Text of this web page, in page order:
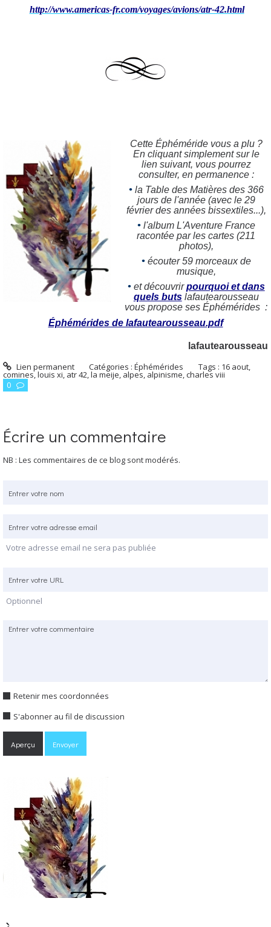
http://www.americas-fr.com/voyages/avions/atr-42.html
Cette Éphéméride vous a plu ?
En cliquant simplement sur le
lien suivant, vous pourrez
consulter, en permanence :
• la Table des Matières des 366
jours de l'année (avec le 29
février des années bissextiles...),
• l'album L'Aventure France
racontée par les cartes (211
photos),
• écouter 59 morceaux de
musique,
• et découvrirpourquoi et dans
quels butslafautearousseau
vous propose ses Éphémérides :
Éphémérides de lafautearousseau.pdf
lafautearousseau
Lien permanent Catégories :Éphémérides Tags : 16 aout,
comines,louis xi, atr 42,la meije, alpes, alpinisme,charles viii
0
Écrire un commentaire
NB : Les commentaires de ce blog sont modérés.
Votre adresse email ne sera pas publiée
Optionnel
Retenir mes coordonnées
S'abonner au fil de discussion